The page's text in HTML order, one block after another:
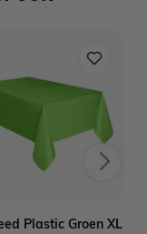
Plastic Groen XL